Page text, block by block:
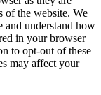
of the website. We
and understand how
in your browser
to opt-out of these
may affect your